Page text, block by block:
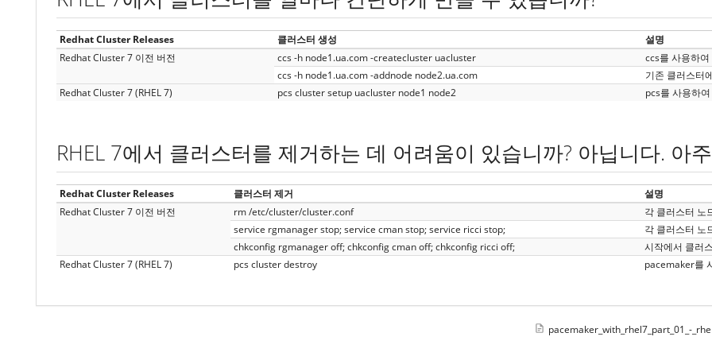
Redhat Cluster Releases 클러스터 생성
설명
Redhat Cluster 7 이전 버전
ccs -h node1.ua.com -createcluster uacluster
ccs를 사용하
ccs -h node1.ua.com -addnode node2.ua.com
기존 클러스터
Redhat Cluster 7 (RHEL 7)
pcs cluster setup uacluster node1 node2 pcs를 사용하
RHEL 7에서 클러스터를 제거하는 데 어려움이 있습니까? 아닙니다. 아
Redhat Cluster Releases 클러스터 제거
설명
Redhat Cluster 7 이전 버전
rm /etc/cluster/cluster.conf
각 클러스터 노
service rgmanager stop; service cman stop; service ricci stop;
각 클러스터 노
chkconfig rgmanager off; chkconfig cman off; chkconfig ricci off;
시작에서 클러
Redhat Cluster 7 (RHEL 7)
pcs cluster destroy pacemaker를
pacemaker_with_rhel7_part_01_-